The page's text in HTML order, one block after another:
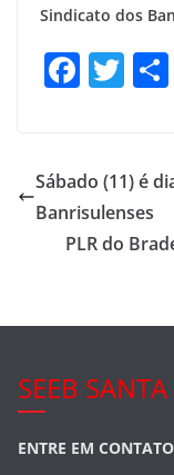
Sindicato dos
F
e
b
o
k
T
er
Sábado (11) é
Banrisulenses
PLR do
SEEB
ENTRE EM